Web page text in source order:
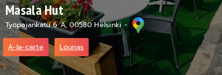
Masala Hut
Työpajankatu 6 A, 00580 Helsinki -
A-la-carte Lounas